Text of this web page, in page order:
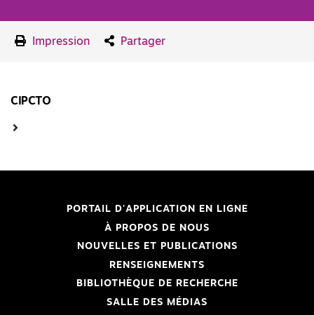
Impression Partager
CIPCTO
PORTAIL D'APPLICATION EN LIGNE
À PROPOS DE NOUS
NOUVELLES ET PUBLICATIONS
RENSEIGNEMENTS
BIBLIOTHÈQUE DE RECHERCHE
SALLE DES MÉDIAS